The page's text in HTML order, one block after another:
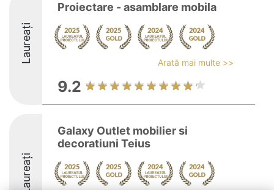
Laureați
Proiectare - asamblare mobila
Arată mai multe >>
9.2
Laureați
Galaxy Outlet mobilier si
decoratiuni Teius